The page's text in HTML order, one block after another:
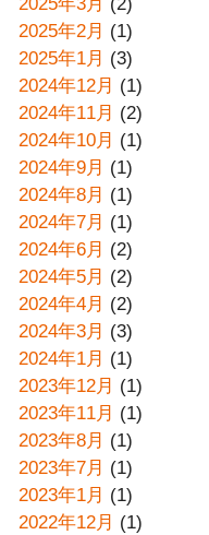
2025年2月 (1)
2025年1月 (3)
2024年12月 (1)
2024年11月 (2)
2024年10月 (1)
2024年9月 (1)
2024年8月 (1)
2024年7月 (1)
2024年6月 (2)
2024年5月 (2)
2024年4月 (2)
2024年3月 (3)
2024年1月 (1)
2023年12月 (1)
2023年11月 (1)
2023年8月 (1)
2023年7月 (1)
2023年1月 (1)
2022年12月 (1)